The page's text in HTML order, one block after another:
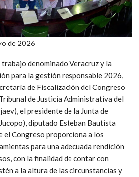
de 2026
denominado Veracruz y la
para la gestión responsable 2026,
de Fiscalización del Congreso
de Justicia Administrativa del
el presidente de la Junta de
diputado Esteban Bautista
el Congreso proporciona a los
para una adecuada rendición
con la finalidad de contar con
a la altura de las circunstancias y